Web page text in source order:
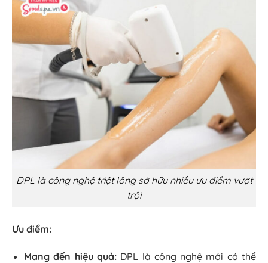
DPL là công nghệ triệt lông sở hữu nhiều ưu điểm vượt
trội
Ưu điểm:
Mang đến hiệu quả:DPL là công nghệ mới có thể